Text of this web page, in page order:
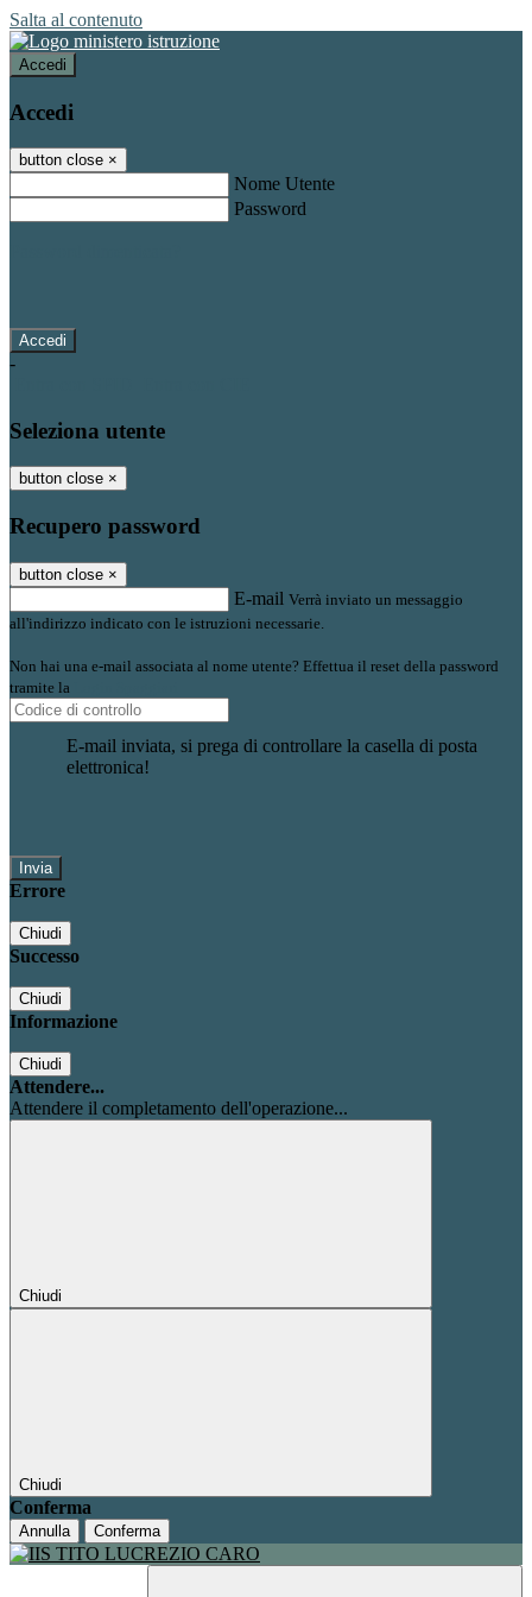
Salta al contenuto
Accedi
Accedi
button close ×
Nome Utente
Password
-
Seleziona utente
button close ×
Recupero password
button close ×
E-mail Verrà inviato un messaggio
all'indirizzo indicato con le istruzioni necessarie.
Non hai una e-mail associata al nome utente? Effettua il reset della password
tramite la
E-mail inviata, si prega di controllare la casella di posta
elettronica!
Errore
Chiudi
Successo
Chiudi
Informazione
Chiudi
Attendere...
Attendere il completamento dell'operazione...
Chiudi
Chiudi
Conferma
Annulla Conferma